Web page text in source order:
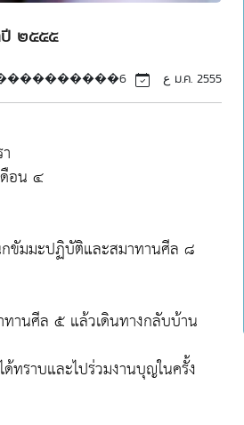
ปี ๒๕๕๕
��и�����������ع 6 ม.ค. 2555
อน ๔
มมะปฏิบัติและสมาทานศีล ๘
นศีล ๕ แล้วเดินทางกลับบ้าน
ทราบและไปร่วมงานบุญในครั้ง